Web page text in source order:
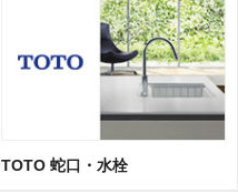
TOTO 蛇口・水栓